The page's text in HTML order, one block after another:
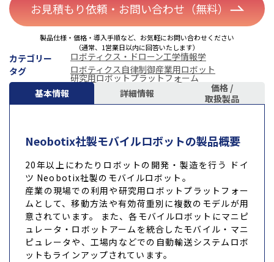
お見積もり依頼・お問い合わせ（無料）
製品仕様・価格・導入手順など、お気軽にお問い合わせください
（通常、1営業日以内に回答いたします）
カテゴリー ロボティクス・ドローン工学情報学
タグ
ロボティクス自律制御産業用ロボット
研究用ロボットプラットフォーム
基本情報
詳細情報
価格 /
取扱製品
Neobotix社製モバイルロボットの製品概要
20年以上にわたりロボットの開発・製造を行う ドイ
ツ Neobotix社製のモバイルロボット。
産業の現場での利用や研究用ロボットプラットフォー
ムとして、移動方法や有効荷重別に複数のモデルが用
意されています。 また、各モバイルロボットにマニピ
ュレータ・ロボットアームを統合したモバイル・マニ
ピュレータや、工場内などでの自動輸送システムロボ
ットもラインアップされています。